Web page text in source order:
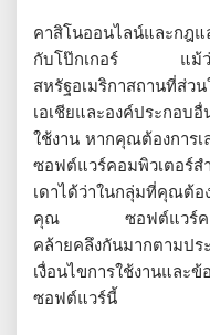
คาสิโนออนไลน์และกฎแ
กับโป๊กเกอร์ แม้ว่าก
สหรัฐอเมริกาสถานที่ส่ว
เอเชียและองค์ประกอบ
ใช้งาน หากคุณต้องการ
ซอฟต์แวร์คอมพิวเตอร์
เดาได้ว่าในกลุ่มที่คุณต้อ
คุณ ซอฟต์แวร์คอมพิ
คล้ายคลึงกันมากตาม
เงื่อนไขการใช้งานและ
ซอฟต์แวร์นี้